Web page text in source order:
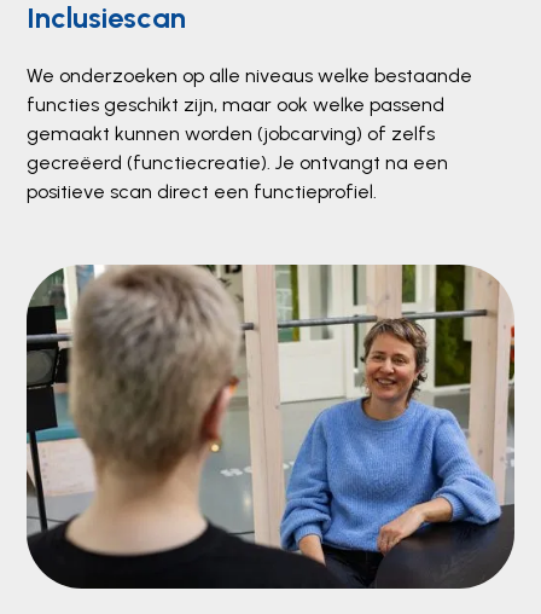
Inclusiescan
We onderzoeken op alle niveaus welke bestaande
functies geschikt zijn, maar ook welke passend
gemaakt kunnen worden (jobcarving) of zelfs
gecreëerd (functiecreatie). Je ontvangt na een
positieve scan direct een functieprofiel.